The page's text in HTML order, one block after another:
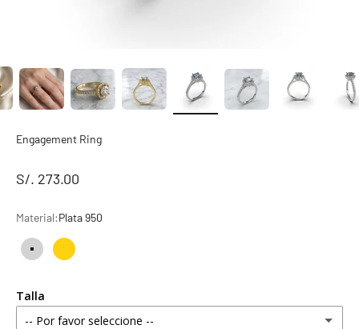
Engagement Ring
S/. 273.00
Material:Plata 950
Plata 950Bañado en Oro 18k
Talla
-- Por favor seleccione --